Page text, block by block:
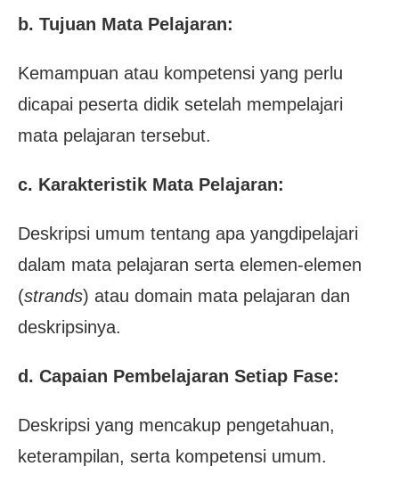
b. Tujuan Mata Pelajaran:
Kemampuan atau kompetensi yang perlu
dicapai peserta didik setelah mempelajari
mata pelajaran tersebut.
c. Karakteristik Mata Pelajaran:
Deskripsi umum tentang apa yangdipelajari
dalam mata pelajaran serta elemen-elemen
(strands) atau domain mata pelajaran dan
deskripsinya.
d. Capaian Pembelajaran Setiap Fase:
Deskripsi yang mencakup pengetahuan,
keterampilan, serta kompetensi umum.